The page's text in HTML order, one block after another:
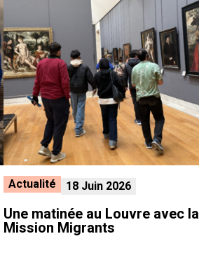
Actualité 18 Juin 2026
Une matinée au Louvre avec la
Mission Migrants